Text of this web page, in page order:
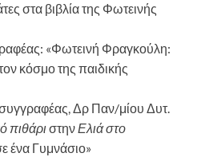
στα βιβλία της Φωτεινής
«Φωτεινή Φραγκούλη:
κόσμο της παιδικής
Δρ Παν/μίου Δυτ.
πιθάριστηνΕλιά στο
ένα Γυμνάσιο»